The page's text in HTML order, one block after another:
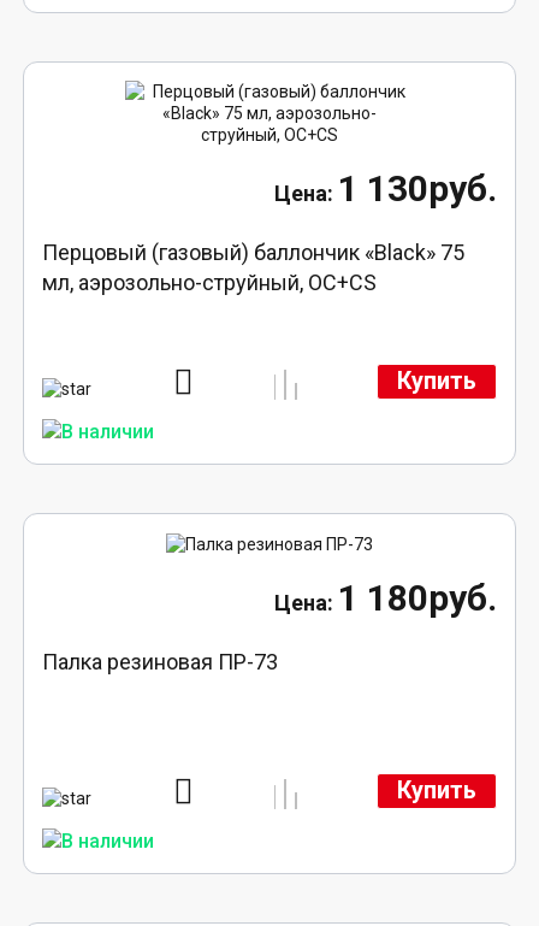
1 130руб.
Перцовый (газовый) баллончик «Black» 75
мл, аэрозольно-струйный, ОC+CS
Купить
1 180руб.
Палка резиновая ПР-73
Купить